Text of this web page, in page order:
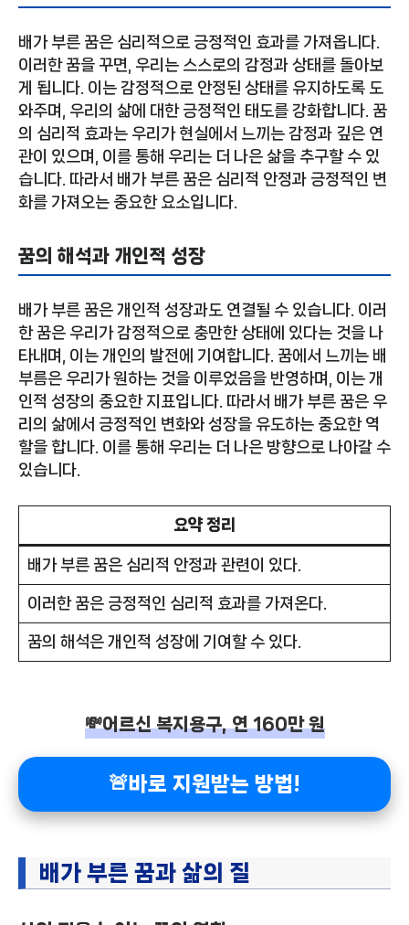
배가 부른 꿈은 심리적으로 긍정적인 효과를 가져옵니다.
이러한 꿈을 꾸면, 우리는 스스로의 감정과 상태를 돌아보
게 됩니다. 이는 감정적으로 안정된 상태를 유지하도록 도
와주며, 우리의 삶에 대한 긍정적인 태도를 강화합니다. 꿈
의 심리적 효과는 우리가 현실에서 느끼는 감정과 깊은 연
관이 있으며, 이를 통해 우리는 더 나은 삶을 추구할 수 있
습니다. 따라서 배가 부른 꿈은 심리적 안정과 긍정적인 변
화를 가져오는 중요한 요소입니다.
꿈의 해석과 개인적 성장
배가 부른 꿈은 개인적 성장과도 연결될 수 있습니다. 이러
한 꿈은 우리가 감정적으로 충만한 상태에 있다는 것을 나
타내며, 이는 개인의 발전에 기여합니다. 꿈에서 느끼는 배
부름은 우리가 원하는 것을 이루었음을 반영하며, 이는 개
인적 성장의 중요한 지표입니다. 따라서 배가 부른 꿈은 우
리의 삶에서 긍정적인 변화와 성장을 유도하는 중요한 역
할을 합니다. 이를 통해 우리는 더 나은 방향으로 나아갈 수
있습니다.
요약 정리
배가 부른 꿈은 심리적 안정과 관련이 있다.
이러한 꿈은 긍정적인 심리적 효과를 가져온다.
꿈의 해석은 개인적 성장에 기여할 수 있다.
💸어르신 복지용구, 연 160만 원
🚨바로 지원받는 방법!
배가 부른 꿈과 삶의 질